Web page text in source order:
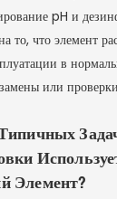
pH и
то, что элемент
в
или
Элемент?